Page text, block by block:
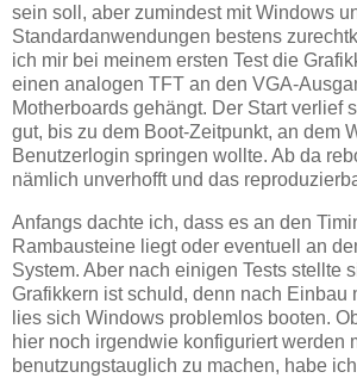
sein soll, aber zumindest mit Windows
Standardanwendungen bestens
ich mir bei meinem ersten Test die
einen analogen TFT an den VGA-
Motherboards gehängt. Der Start verlief
gut, bis zu dem Boot-Zeitpunkt, an dem
Benutzerlogin springen wollte. Ab da
nämlich unverhofft und das
Anfangs dachte ich, dass es an den
Rambausteine liegt oder eventuell an
System. Aber nach einigen Tests stellte
Grafikkern ist schuld, denn nach Einbau
lies sich Windows problemlos booten.
hier noch irgendwie konfiguriert werden
benutzungstauglich zu machen, habe